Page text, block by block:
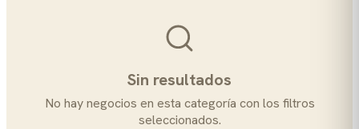
Sin resultados
No hay negocios en esta categoría con los filtros
seleccionados.